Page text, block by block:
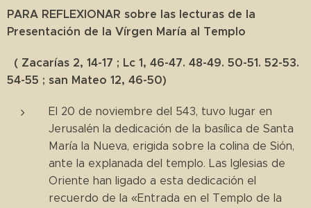
PARA REFLEXIONAR sobre las lecturas de la
Presentación de la Vírgen María al Templo
( Zacarías 2, 14-17 ; Lc 1, 46-47. 48-49. 50-51. 52-53.
54-55 ; san Mateo 12, 46-50)
El 20 de noviembre del 543, tuvo lugar en
Jerusalén la dedicación de la basílica de Santa
María la Nueva, erigida sobre la colina de Sión,
ante la explanada del templo. Las Iglesias de
Oriente han ligado a esta dedicación el
recuerdo de la «Entrada en el Templo de la